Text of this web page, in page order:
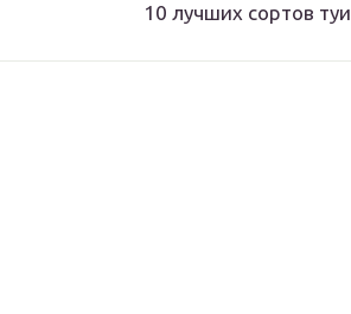
10 лучших сортов туи